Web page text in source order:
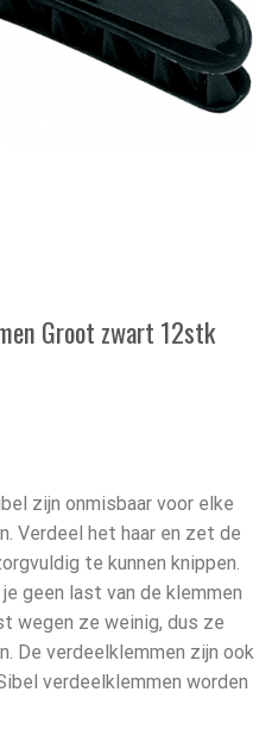
Groot zwart 12stk
zijn onmisbaar voor elke
Verdeel het haar en zet de
te kunnen knippen.
geen last van de klemmen
wegen ze weinig, dus ze
De verdeelklemmen zijn ook
verdeelklemmen worden